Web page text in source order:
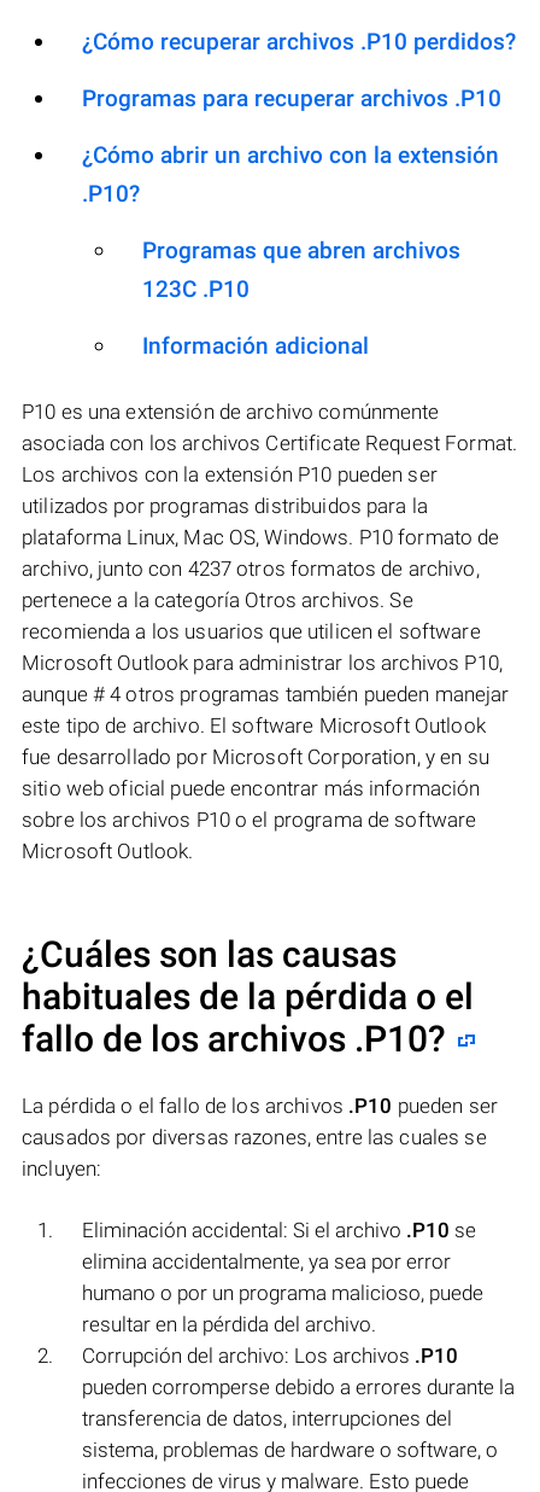
¿Cómo recuperar archivos .P10 perdidos?
Programas para recuperar archivos .P10
¿Cómo abrir un archivo con la extensión
.P10?
Programas que abren archivos
123C .P10
Información adicional
P10 es una extensión de archivo comúnmente
asociada con los archivos Certificate Request Format.
Los archivos con la extensión P10 pueden ser
utilizados por programas distribuidos para la
plataforma Linux, Mac OS, Windows. P10 formato de
archivo, junto con 4237 otros formatos de archivo,
pertenece a la categoría Otros archivos. Se
recomienda a los usuarios que utilicen el software
Microsoft Outlook para administrar los archivos P10,
aunque # 4 otros programas también pueden manejar
este tipo de archivo. El software Microsoft Outlook
fue desarrollado por Microsoft Corporation, y en su
sitio web oficial puede encontrar más información
sobre los archivos P10 o el programa de software
Microsoft Outlook.
¿Cuáles son las causas
habituales de la pérdida o el
fallo de los archivos .P10?
La pérdida o el fallo de los archivos .P10 pueden ser
causados por diversas razones, entre las cuales se
incluyen:
Eliminación accidental: Si el archivo .P10 se
elimina accidentalmente, ya sea por error
humano o por un programa malicioso, puede
resultar en la pérdida del archivo.
Corrupción del archivo: Los archivos .P10
pueden corromperse debido a errores durante la
transferencia de datos, interrupciones del
sistema, problemas de hardware o software, o
infecciones de virus y malware. Esto puede